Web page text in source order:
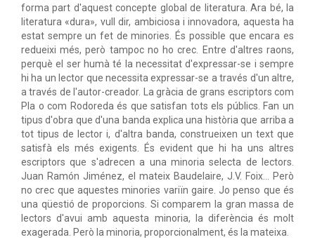
forma part d'aquest concepte global de literatura. Ara bé, la
literatura «dura», vull dir, ambiciosa i innovadora, aquesta ha
estat sempre un fet de minories. És possible que encara es
redueixi més, però tampoc no ho crec. Entre d'altres raons,
perquè el ser humà té la necessitat d'expressar-se i sempre
hi ha un lector que necessita expressar-se a través d'un altre,
a través de l'autor-creador. La gràcia de grans escriptors com
Pla o com Rodoreda és que satisfan tots els públics. Fan un
tipus d'obra que d'una banda explica una història que arriba a
tot tipus de lector i, d'altra banda, construeixen un text que
satisfà els més exigents. És evident que hi ha uns altres
escriptors que s'adrecen a una minoria selecta de lectors.
Juan Ramón Jiménez, el mateix Baudelaire, J.V. Foix… Però
no crec que aquestes minories variïn gaire. Jo penso que és
una qüestió de proporcions. Si comparem la gran massa de
lectors d'avui amb aquesta minoria, la diferència és molt
exagerada. Però la minoria, proporcionalment, és la mateixa.